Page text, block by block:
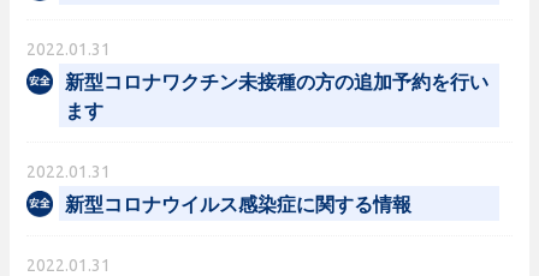
2022.01.31
新型コロナワクチン未接種の方の追加予約を行い
ます
2022.01.31
新型コロナウイルス感染症に関する情報
2022.01.31